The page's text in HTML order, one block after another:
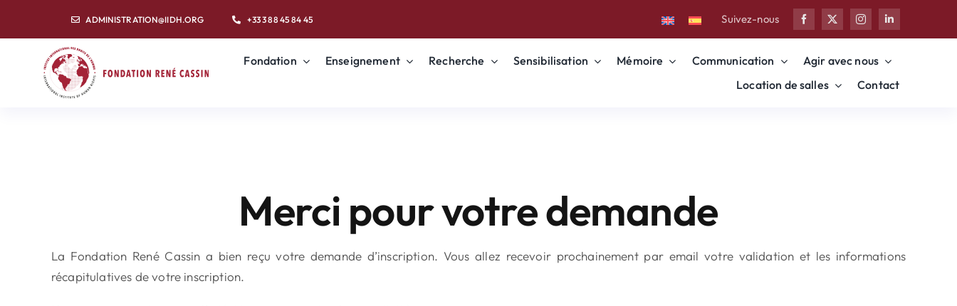
ADMINISTRATION@IIDH.ORG +33 3 88 45 84 45 Suivez-nous
Fondation Enseignement Recherche Sensibilisation Mémoire Communication
Agir avec nous
Location de salles
Contact
Merci pour votre demande
La Fondation René Cassin a bien reçu votre demande d’inscription. Vous allez recevoir prochainement par email votre validation et les informations
récapitulatives de votre inscription.